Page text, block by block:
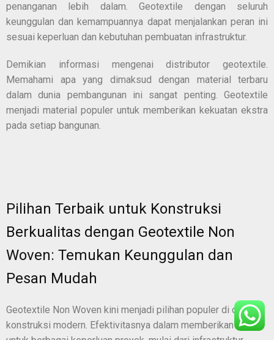
penanganan lebih dalam. Geotextile dengan seluruh
keunggulan dan kemampuannya dapat menjalankan peran ini
sesuai keperluan dan kebutuhan pembuatan infrastruktur.
Demikian informasi mengenaidistributor geotextile.
Memahami apa yang dimaksud dengan material terbaru
dalam dunia pembangunan ini sangat penting. Geotextile
menjadi material populer untuk memberikan kekuatan ekstra
pada setiap bangunan.
Pilihan Terbaik untuk Konstruksi
Berkualitas dengan Geotextile Non
Woven: Temukan Keunggulan dan
Pesan Mudah
Geotextile Non Woven kini menjadi pilihan populer di dunia
konstruksi modern. Efektivitasnya dalam memberikan solusi